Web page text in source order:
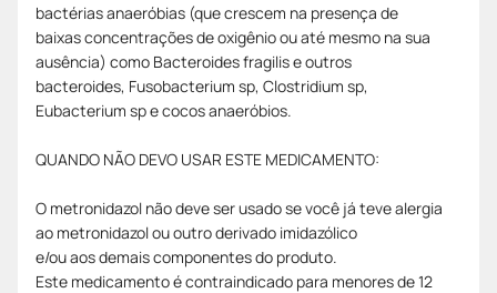
bactérias anaeróbias (que crescem na presença de
baixas concentrações de oxigênio ou até mesmo na sua
ausência) como Bacteroides fragilis e outros
bacteroides, Fusobacterium sp, Clostridium sp,
Eubacterium sp e cocos anaeróbios.
QUANDO NÃO DEVO USAR ESTE MEDICAMENTO:
O metronidazol não deve ser usado se você já teve alergia
ao metronidazol ou outro derivado imidazólico
e/ou aos demais componentes do produto.
Este medicamento é contraindicado para menores de 12